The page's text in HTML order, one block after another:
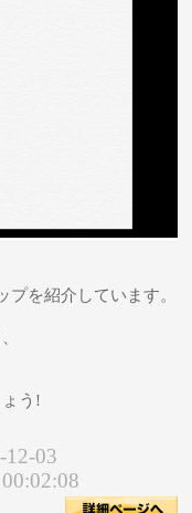
を紹介しています。
う!
12-03
00:02:08